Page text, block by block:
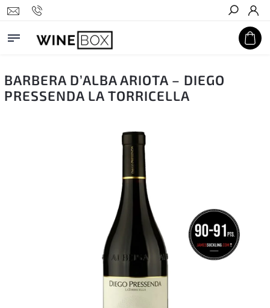
Hledat
BARBERA D’ALBA ARIOTA – DIEGO
PRESSENDA LA TORRICELLA